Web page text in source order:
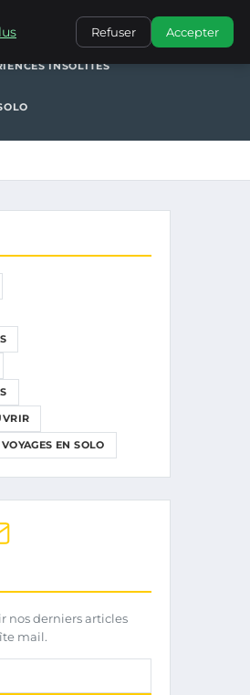
EXPÉRIENCES INSOLITES
INSOLITES
VOYAGES EN SOLO
nos derniers articles
mail.
Refuser Accepter